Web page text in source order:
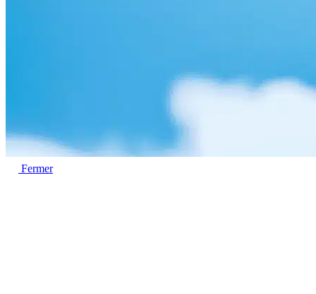
Fermer